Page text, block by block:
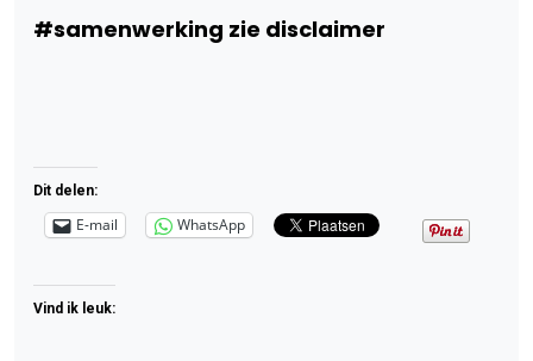
#samenwerking zie disclaimer
Dit delen:
E-mail WhatsApp
Vind ik leuk: